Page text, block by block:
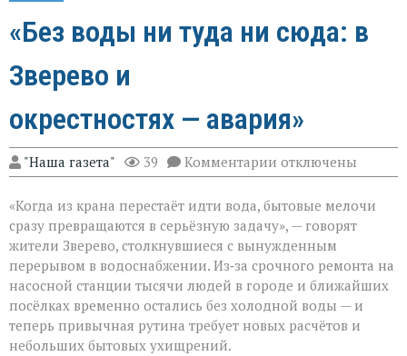
«Без воды ни туда ни сюда: в
Зверево и
окрестностях — авария»
"Наша газета" 39 Комментарии к
записи
воды
ни
туда
ни
сюда:
в
Зверево
и
окрестностях —
отключены
«Когда из крана перестаёт идти вода, бытовые мелочи
сразу превращаются в серьёзную задачу», — говорят
жители Зверево, столкнувшиеся с вынужденным
перерывом в водоснабжении. Из‑за срочного ремонта на
насосной станции тысячи людей в городе и ближайших
посёлках временно остались без холодной воды — и
теперь привычная рутина требует новых расчётов и
небольших бытовых ухищрений.